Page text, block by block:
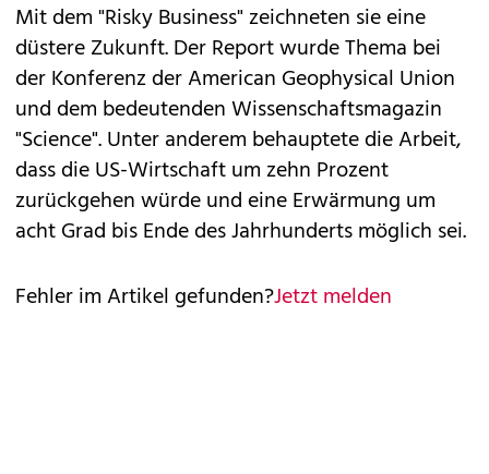
Mit dem "Risky Business" zeichneten sie eine
düstere Zukunft. Der Report wurde Thema bei
der Konferenz der American Geophysical Union
und dem bedeutenden Wissenschaftsmagazin
"Science". Unter anderem behauptete die Arbeit,
dass die US-Wirtschaft um zehn Prozent
zurückgehen würde und eine Erwärmung um
acht Grad bis Ende des Jahrhunderts möglich sei.
Fehler im Artikel gefunden?Jetzt melden